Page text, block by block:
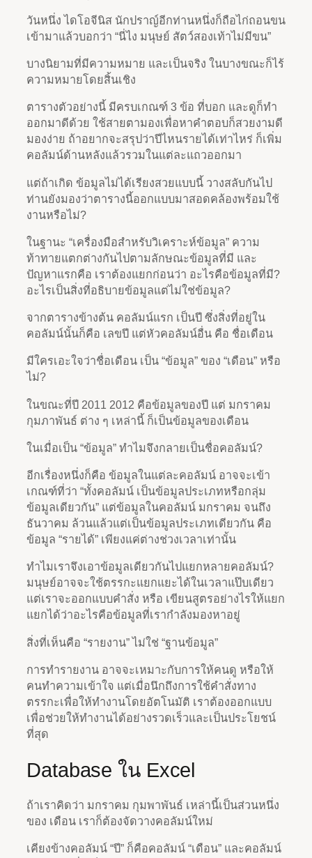
วันหนึ่ง ไดโอจีนิส นักปราญ์อีกท่านหนึ่งก็ถือไก่ถอนขน
เข้ามาแล้วบอกว่า “นี่ไง มนุษย์ สัตว์สองเท้าไม่มีขน”
บางนิยามที่มีความหมาย และเป็นจริง ในบางขณะก็ไร้
ความหมายโดยสิ้นเชิง
ตารางตัวอย่างนี้ มีครบเกณฑ์ 3 ข้อ ที่บอก และดูก็ทำ
ออกมาดีด้วย ใช้สายตามองเพื่อหาคำตอบก็สวยงามดี
มองง่าย ถ้าอยากจะสรุปว่าปีไหนรายได้เท่าไหร่ ก็เพิ่ม
คอลัมน์ด้านหลังแล้วรวมในแต่ละแถวออกมา
แต่ถ้าเกิด ข้อมูลไม่ได้เรียงสวยแบบนี้ วางสลับกันไป
ท่านยังมองว่าตารางนี้ออกแบบมาสอดคล้องพร้อมใช้
งานหรือไม่?
ในฐานะ “เครื่องมือสำหรับวิเคราะห์ข้อมูล” ความ
ท้าทายแตกต่างกันไปตามลักษณะข้อมูลที่มี และ
ปัญหาแรกคือ เราต้องแยกก่อนว่า อะไรคือข้อมูลที่มี?
อะไรเป็นสิ่งที่อธิบายข้อมูลแต่ไม่ใช่ข้อมูล?
จากตารางข้างต้น คอลัมน์แรก เป็นปี ซึ่งสิ่งที่อยู่ใน
คอลัมน์นั้นก็คือ เลขปี แต่หัวคอลัมน์อื่น คือ ชื่อเดือน
มีใครเอะใจว่าชื่อเดือน เป็น “ข้อมูล” ของ “เดือน” หรือ
ไม่?
ในขณะที่ปี 2011 2012 คือข้อมูลของปี แต่ มกราคม
กุมภาพันธ์ ต่าง ๆ เหล่านี้ ก็เป็นข้อมูลของเดือน
ในเมื่อเป็น “ข้อมูล” ทำไมจึงกลายเป็นชื่อคอลัมน์?
อีกเรื่องหนึ่งก็คือ ข้อมูลในแต่ละคอลัมน์ อาจจะเข้า
เกณฑ์ที่ว่า “ทั้งคอลัมน์ เป็นข้อมูลประเภทหรือกลุ่ม
ข้อมูลเดียวกัน” แต่ข้อมูลในคอลัมน์ มกราคม จนถึง
ธันวาคม ล้วนแล้วแต่เป็นข้อมูลประเภทเดียวกัน คือ
ข้อมูล “รายได้” เพียงแค่ต่างช่วงเวลาเท่านั้น
ทำไมเราจึงเอาข้อมูลเดียวกันไปแยกหลายคอลัมน์?
มนุษย์อาจจะใช้ตรรกะแยกแยะได้ในเวลาแป๊บเดียว
แต่เราจะออกแบบคำสั่ง หรือ เขียนสูตรอย่างไรให้แยก
แยกได้ว่าอะไรคือข้อมูลที่เรากำลังมองหาอยู่
สิ่งที่เห็นคือ “รายงาน” ไม่ใช่ “ฐานข้อมูล”
การทำรายงาน อาจจะเหมาะกับการให้คนดู หรือให้
คนทำความเข้าใจ แต่เมื่อนึกถึงการใช้คำสั่งทาง
ตรรกะเพื่อให้ทำงานโดยอัตโนมัติ เราต้องออกแบบ
เพื่อช่วยให้ทำงานได้อย่างรวดเร็วและเป็นประโยชน์
ที่สุด
Database ใน Excel
ถ้าเราคิดว่า มกราคม กุมพาพันธ์ เหล่านี้เป็นส่วนหนึ่ง
ของ เดือน เราก็ต้องจัดวางคอลัมน์ใหม่
เคียงข้างคอลัมน์ “ปี” ก็คือคอลัมน์ “เดือน” และคอลัมน์